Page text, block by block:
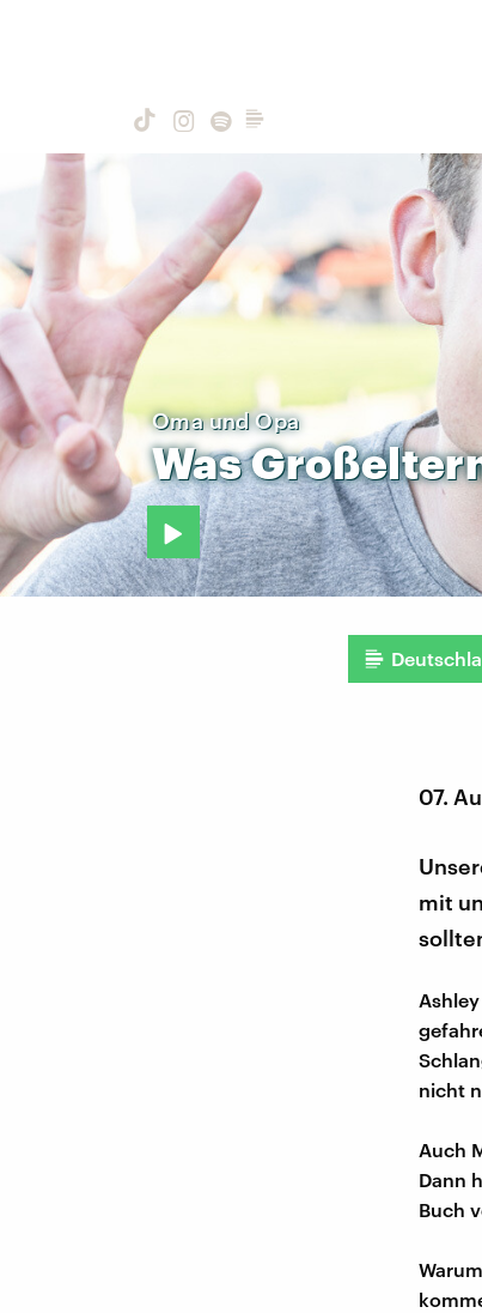
Oma und Opa
Was
07.
mit
nicht
Auch
Dann
Buch